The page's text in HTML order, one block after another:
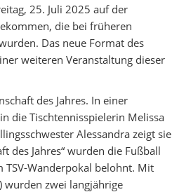
25. Juli 2025 auf der
die bei früheren
Das neue Format des
weiteren Veranstaltung dieser
des Jahres. In einer
die Tischtennisspielerin Melissa
Alessandra zeigt sie
des Jahres“ wurden die Fußball
Wanderpokal belohnt. Mit
wurden zwei langjährige